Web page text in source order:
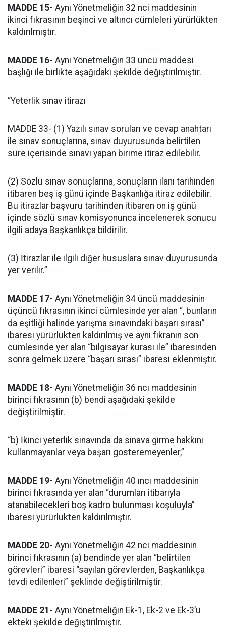
MADDE 15- Aynı Yönetmeliğin 32 nci maddesinin
ikinci fıkrasının beşinci ve altıncı cümleleri yürürlükten
kaldırılmıştır.
MADDE 16- Aynı Yönetmeliğin 33 üncü maddesi
başlığı ile birlikte aşağıdaki şekilde değiştirilmiştir.
“Yeterlik sınav itirazı
MADDE 33- (1) Yazılı sınav soruları ve cevap anahtarı
ile sınav sonuçlarına, sınav duyurusunda belirtilen
süre içerisinde sınavı yapan birime itiraz edilebilir.
(2) Sözlü sınav sonuçlarına, sonuçların ilanı tarihinden
itibaren beş iş günü içinde Başkanlığa itiraz edilebilir.
Bu itirazlar başvuru tarihinden itibaren on iş günü
içinde sözlü sınav komisyonunca incelenerek sonucu
ilgili adaya Başkanlıkça bildirilir.
(3) İtirazlar ile ilgili diğer hususlara sınav duyurusunda
yer verilir.”
MADDE 17- Aynı Yönetmeliğin 34 üncü maddesinin
üçüncü fıkrasının ikinci cümlesinde yer alan “, bunların
da eşitliği halinde yarışma sınavındaki başarı sırası”
ibaresi yürürlükten kaldırılmış ve aynı fıkranın son
cümlesinde yer alan “bilgisayar kurası ile” ibaresinden
sonra gelmek üzere “başarı sırası” ibaresi eklenmiştir.
MADDE 18- Aynı Yönetmeliğin 36 ncı maddesinin
birinci fıkrasının (b) bendi aşağıdaki şekilde
değiştirilmiştir.
“b) İkinci yeterlik sınavında da sınava girme hakkını
kullanmayanlar veya başarı gösteremeyenler,”
MADDE 19- Aynı Yönetmeliğin 40 ıncı maddesinin
birinci fıkrasında yer alan “durumları itibarıyla
atanabilecekleri boş kadro bulunması koşuluyla”
ibaresi yürürlükten kaldırılmıştır.
MADDE 20- Aynı Yönetmeliğin 42 nci maddesinin
birinci fıkrasının (a) bendinde yer alan “belirtilen
görevleri” ibaresi “sayılan görevlerden, Başkanlıkça
tevdi edilenleri” şeklinde değiştirilmiştir.
MADDE 21- Aynı Yönetmeliğin Ek-1, Ek-2 ve Ek-3’ü
ekteki şekilde değiştirilmiştir.